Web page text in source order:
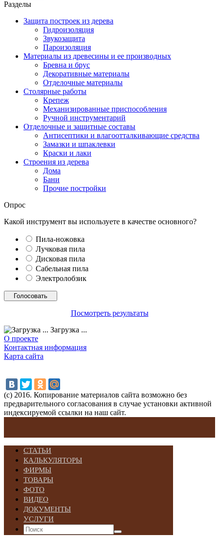
Разделы
Защита построек из дерева
Гидроизоляция
Звукозащита
Пароизоляция
Материалы из древесины и ее производных
Бревна и брус
Декоративные материалы
Отделочные материалы
Столярные работы
Крепеж
Механизированные приспособления
Ручной инструментарий
Отделочные и защитные составы
Антисептики и влагоотталкивающие средства
Замазки и шпаклевки
Краски и лаки
Строения из дерева
Дома
Бани
Прочие постройки
Опрос
Какой инструмент вы используете в качестве основного?
Пила-ножовка
Лучковая пила
Дисковая пила
Сабельная пила
Электролобзик
Посмотреть результаты
Загрузка ...
О проекте
Контактная информация
Карта сайта
(с) 2016. Копирование материалов сайта возможно без
предварительного согласования в случае установки активной
индексируемой ссылки на наш сайт.
СТАТЬИ
КАЛЬКУЛЯТОРЫ
ФИРМЫ
ТОВАРЫ
ФОТО
ВИДЕО
ДОКУМЕНТЫ
УСЛУГИ